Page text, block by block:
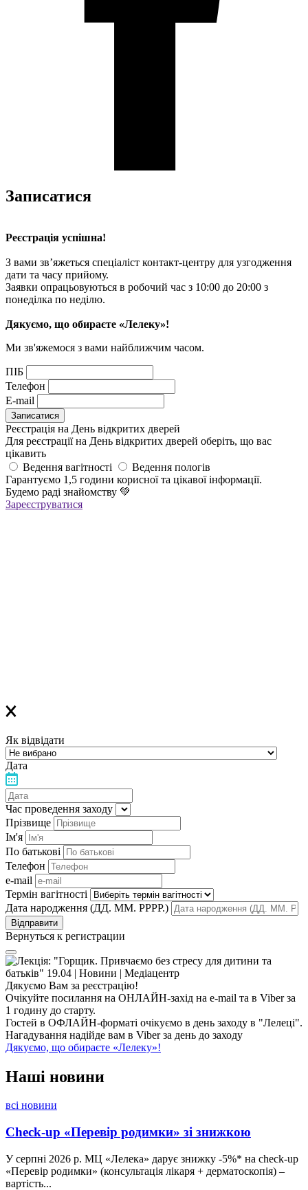
Записатися
Реєстрація успішна!
З вами зв’яжеться спеціаліст контакт-центру для узгодження
дати та часу прийому.
Заявки опрацьовуються в робочий час з 10:00 до 20:00 з
понеділка по неділю.
Дякуємо, що обираєте «Лелеку»!
Ми зв'яжемося з вами найближчим часом.
ПІБ
Телефон
E-mail
Реєстрація на День відкритих дверей
Для реєстрації на День відкритих дверей оберіть, що вас
цікавить
Ведення вагітності
Ведення пологів
Гарантуємо 1,5 години корисної та цікавої інформації.
Будемо раді знайомству 💚
Зареєструватися
Як відвідати
Дата
Час проведення заходу
Прізвище
Ім'я
По батькові
Телефон
e-mail
Термін вагітності
Дата народження (ДД. ММ. РРРР.)
Вернуться к регистрации
Дякуємо Вам за реєстрацію!
Очікуйте посилання на ОНЛАЙН-захід на e-mail та в Viber за
1 годину до старту.
Гостей в ОФЛАЙН-форматі очікуємо в день заходу в "Лелеці".
Нагадування надійде вам в Viber за день до заходу
Дякуємо, що обираєте «Лелеку»!
Наші новини
всі новини
Check-up «Перевір родимки» зі знижкою
У серпні 2026 р. МЦ «Лелека» дарує знижку -5%* на check-up
«Перевір родимки» (консультація лікаря + дерматоскопія) –
вартість...